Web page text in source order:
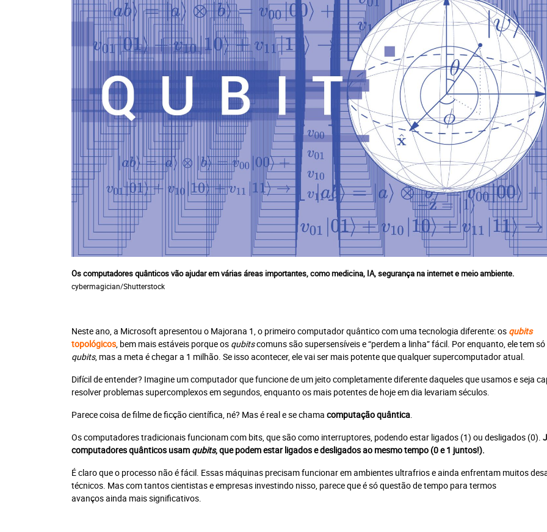
Os computadores quânticos vão ajudar em várias áreas importantes, como medicina, IA, segurança na internet e meio ambiente.
cybermagician/Shutterstock
Neste ano, a Microsoft apresentou o Majorana 1, o primeiro computador quântico com uma tecnologia diferente: os qubits
topológicos, bem mais estáveis porque os qubitscomuns são supersensíveis e “perdem a linha” fácil. Por enquanto, ele tem só
qubits, mas a meta é chegar a 1 milhão. Se isso acontecer, ele vai ser mais potente que qualquer supercomputador atual.
Difícil de entender? Imagine um computador que funcione de um jeito completamente diferente daqueles que usamos e seja
resolver problemas supercomplexos em segundos, enquanto os mais potentes de hoje em dia levariam séculos.
Parece coisa de filme de ficção científica, né? Mas é real e se chama computação quântica.
Os computadores tradicionais funcionam com bits, que são como interruptores, podendo estar ligados (1) ou desligados (0).
computadores quânticos usam qubits, que podem estar ligados e desligados ao mesmo tempo (0 e 1 juntos!).
É claro que o processo não é fácil. Essas máquinas precisam funcionar em ambientes ultrafrios e ainda enfrentam muitos
técnicos. Mas com tantos cientistas e empresas investindo nisso, parece que é só questão de tempo para termos
avanços ainda mais significativos.
Você atingiu o limite de acessos
Recomendado
Jornal Impresso + Portal +
Plano anual: R$ 280.00 ou
Plano anual: R$ 240.00 ou